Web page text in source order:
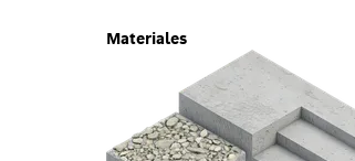
Materiales